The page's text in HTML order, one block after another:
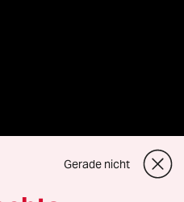
Gerade nicht